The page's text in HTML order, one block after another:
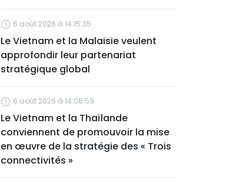
6 août 2026 à 14:15:35
Le Vietnam et la Malaisie veulent
approfondir leur partenariat
stratégique global
6 août 2026 à 14:08:59
Le Vietnam et la Thaïlande
conviennent de promouvoir la mise
en œuvre de la stratégie des « Trois
connectivités »